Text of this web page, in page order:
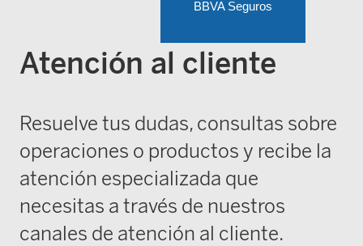
BBVA Seguros
Atención al cliente
Resuelve tus dudas, consultas sobre
operaciones o productos y recibe la
atención especializada que
necesitas a través de nuestros
canales de atención al cliente.